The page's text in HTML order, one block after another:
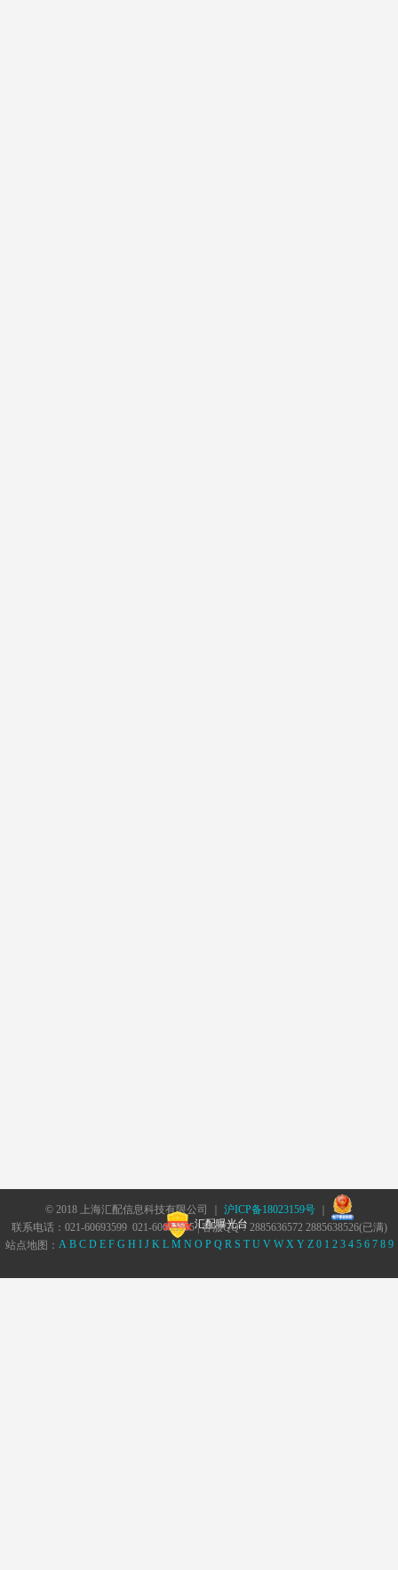
© 2018 上海汇配信息科技有限公司 ｜ 沪ICP备18023159号｜
汇配曝光台
联系电话：021-60693599 021-60693555 | 客服QQ：2885636572 2885638526(已满)
站点地图： A B C D E F G H I J K L M N O P Q R S T U V W X Y Z 0 1 2 3 4 5 6 7 8 9